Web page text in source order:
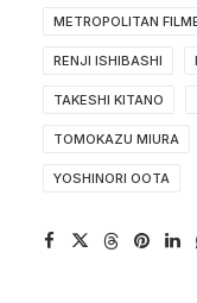
METROPOLITAN
RENJI ISHIBASHI
TAKESHI KITANO
TOMOKAZU MIURA
YOSHINORI OOTA